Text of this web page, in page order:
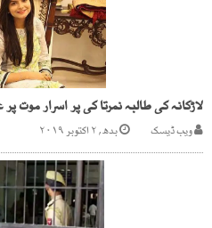
لاڑکانہ کی طالبہ نمرتا کی پر اسرار موت
ویب ڈیسک بدھ, ۲ اکتوبر ۲۰۱۹